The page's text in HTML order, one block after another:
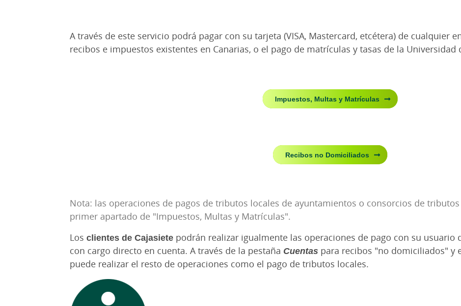
A través de este servicio podrá pagar con su tarjeta (VISA, Mastercard, etcétera) de cualquier
recibos e impuestos existentes en Canarias, o el pago de matrículas y tasas de la Universidad
Impuestos, Multas y Matrículas
Recibos no Domiciliados
Nota: las operaciones de pagos de tributos locales de ayuntamientos o consorcios de
primer apartado de "Impuestos, Multas y Matrículas".
Los clientes de Cajasiete podrán realizar igualmente las operaciones de pago con su usuario
con cargo directo en cuenta. A través de la pestaña Cuentas para recibos "no domiciliados" y
puede realizar el resto de operaciones como el pago de tributos locales.